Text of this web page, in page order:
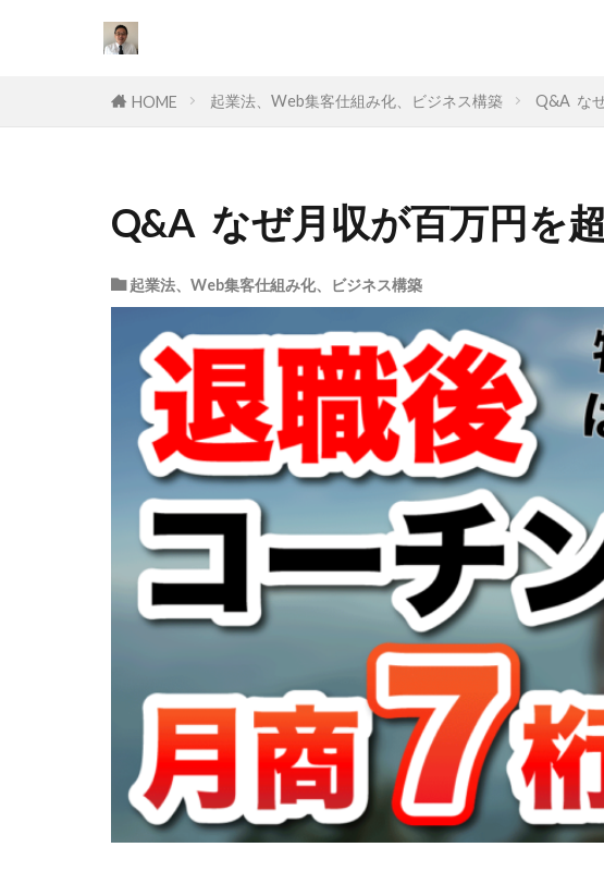
HOME 起業法、Web集客仕組み化、ビジネス構築 Q&A な
Q&A なぜ月収が百万円を
起業法、Web集客仕組み化、ビジネス構築
カテゴリー
タグ
セールスライティング なぜ
挫折
スキル
目標
達成できない
退職 リ
副業
対策 営業
個人事業
人生変えたい
失敗
夢 集客コンサル
目標設定
モチベーション
商品作り
プラス思考
ブログ
仕事辞めたい
webマーケター
活かす
ノーストレス
感謝される仕事
クライア
事例